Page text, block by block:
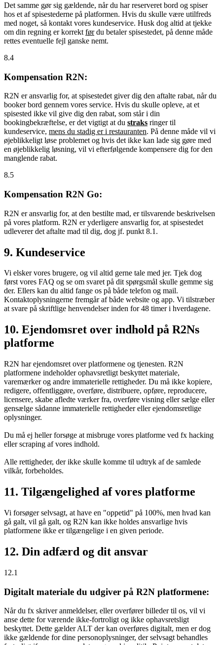
Det samme gør sig gældende, når du har reserveret bord og spiser
hos et af spisestederne på platformen. Hvis du skulle være utilfreds
med noget, så kontakt vores kundeservice. Husk dog altid at tjekke
om din regning er korrekt førdu betaler spisestedet, på denne måde
rettes eventuelle fejl ganske nemt.
8.4
Kompensation R2N:
R2N er ansvarlig for, at spisestedet giver dig den aftalte rabat, når du
booker bord gennem vores service. Hvis du skulle opleve, at et
spisested ikke vil give dig den rabat, som står i din
bookingbekræftelse, er det vigtigt at du straks ringer til
kundeservice, mens du stadig er i restauranten. På denne måde vil vi
øjeblikkeligt løse problemet og hvis det ikke kan lade sig gøre med
en øjeblikkelig løsning, vil vi efterfølgende kompensere dig for den
manglende rabat.
8.5
Kompensation R2N Go:
R2N er ansvarlig for, at den bestilte mad, er tilsvarende beskrivelsen
på vores platform. R2N er yderligere ansvarlig for, at spisestedet
udleverer det aftalte mad til dig, dog jf. punkt 8.1.
9. Kundeservice
Vi elsker vores brugere, og vil altid gerne tale med jer. Tjek dog
først vores FAQ og se om svaret på dit spørgsmål skulle gemme sig
der. Ellers kan du altid fange os på både telefon og mail.
Kontaktoplysningerne fremgår af både website og app. Vi tilstræber
at svare på skriftlige henvendelser inden for 48 timer i hverdagene.
10. Ejendomsret over indhold på R2Ns
platforme
R2N har ejendomsret over platformene og tjenesten. R2N
platformene indeholder ophavsretligt beskyttet materiale,
varemærker og andre immaterielle rettigheder. Du må ikke kopiere,
redigere, offentliggøre, overføre, distribuere, opføre, reproducere,
licensere, skabe afledte værker fra, overføre visning eller sælge eller
gensælge sådanne immaterielle rettigheder eller ejendomsretlige
oplysninger.
Du må ej heller forsøge at misbruge vores platforme ved fx hacking
eller scraping af vores indhold.
Alle rettigheder, der ikke skulle komme til udtryk af de samlede
vilkår, forbeholdes.
11. Tilgængelighed af vores platforme
Vi forsøger selvsagt, at have en "oppetid" på 100%, men hvad kan
gå galt, vil gå galt, og R2N kan ikke holdes ansvarlige hvis
platformene ikke er tilgængelige i en given periode.
12. Din adfærd og dit ansvar
12.1
Digitalt materiale du udgiver på R2N platformene:
Når du fx skriver anmeldelser, eller overfører billeder til os, vil vi
anse dette for værende ikke-fortroligt og ikke ophavsretsligt
beskyttet. Dette gælder ALT der kan overføres digitalt, men er dog
ikke gældende for dine personoplysninger, der selvsagt behandles